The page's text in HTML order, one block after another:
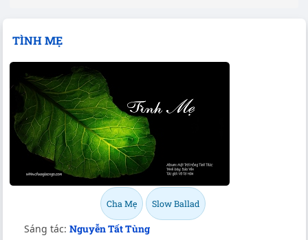
TÌNH MẸ
Cha Mẹ Slow Ballad
Sáng tác: Nguyễn Tất Tùng